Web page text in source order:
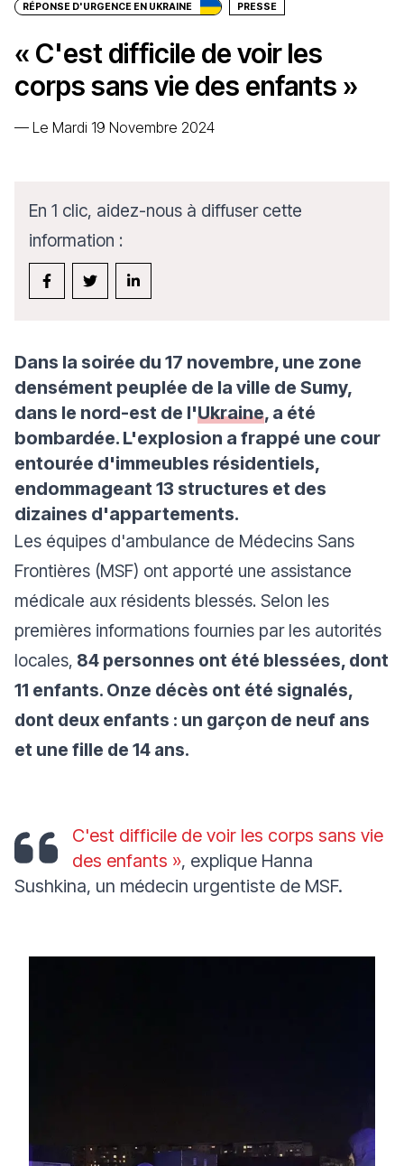
RÉPONSE D'URGENCE EN UKRAINE PRESSE
« C'est difficile de voir les
corps sans vie des enfants »
— Le Mardi 19 Novembre 2024
En 1 clic, aidez-nous à diffuser cette
information :
Dans la soirée du 17 novembre, une zone
densément peuplée de la ville de Sumy,
dans le nord-est de l'Ukraine, a été
bombardée. L'explosion a frappé une cour
entourée d'immeubles résidentiels,
endommageant 13 structures et des
dizaines d'appartements.
Les équipes d'ambulance de Médecins Sans
Frontières (MSF) ont apporté une assistance
médicale aux résidents blessés. Selon les
premières informations fournies par les autorités
locales, 84 personnes ont été blessées, dont
11 enfants. Onze décès ont été signalés,
dont deux enfants : un garçon de neuf ans
et une fille de 14 ans.
C'est difficile de voir les corps sans vie
des enfants », explique Hanna
Sushkina, un médecin urgentiste de MSF.